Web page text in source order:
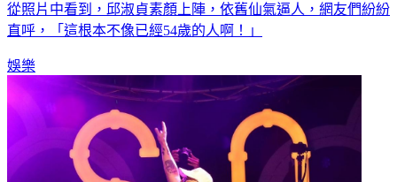
淑貞，日前出席友人的生日宴會，並且和一票好友留影合念。
從照片中看到，邱淑貞素顏上陣，依舊仙氣逼人，網友們紛紛
娛樂